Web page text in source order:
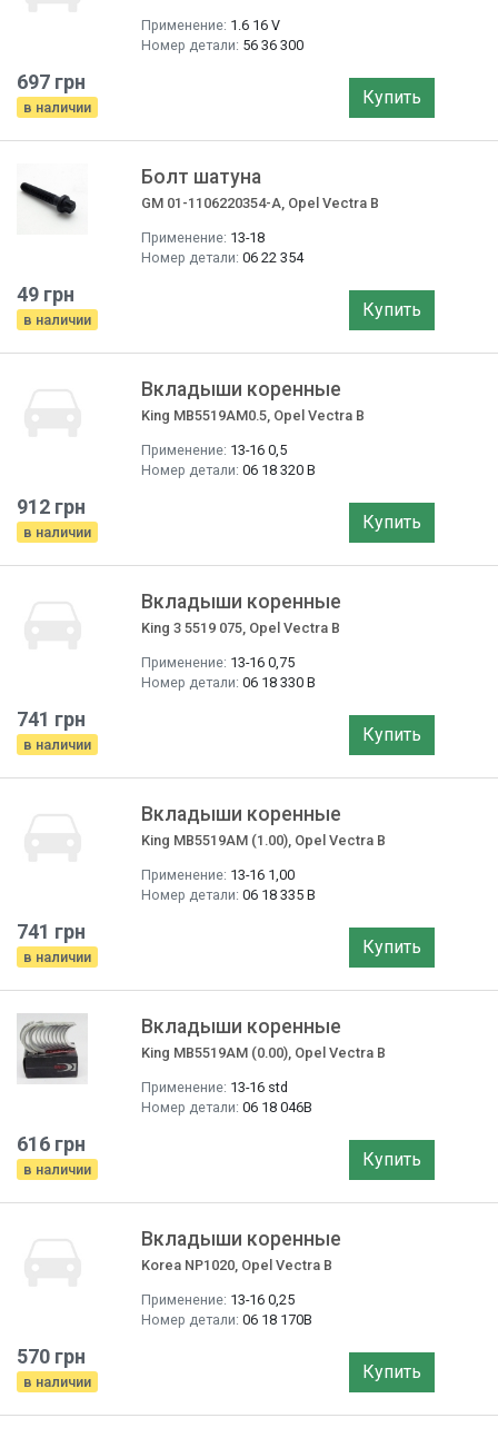
Применение: 1.6 16 V
Номер детали: 56 36 300
697 грн
в наличии Купить
Болт шатуна
GM 01-1106220354-A, Opel Vectra B
Применение: 13-18
Номер детали: 06 22 354
49 грн
в наличии Купить
Вкладыши коренные
King MB5519AM0.5, Opel Vectra B
Применение: 13-16 0,5
Номер детали: 06 18 320 B
912 грн
в наличии Купить
Вкладыши коренные
King 3 5519 075, Opel Vectra B
Применение: 13-16 0,75
Номер детали: 06 18 330 B
741 грн
в наличии Купить
Вкладыши коренные
King MB5519AM (1.00), Opel Vectra B
Применение: 13-16 1,00
Номер детали: 06 18 335 B
741 грн
в наличии Купить
Вкладыши коренные
King MB5519AM (0.00), Opel Vectra B
Применение: 13-16 std
Номер детали: 06 18 046B
616 грн
в наличии Купить
Вкладыши коренные
Korea NP1020, Opel Vectra B
Применение: 13-16 0,25
Номер детали: 06 18 170B
570 грн
в наличии Купить